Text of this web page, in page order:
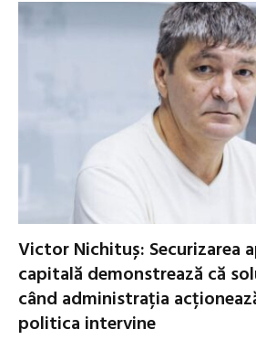
Victor Nichituș: Securizarea
capitală demonstrează că
când administrația
politica intervine